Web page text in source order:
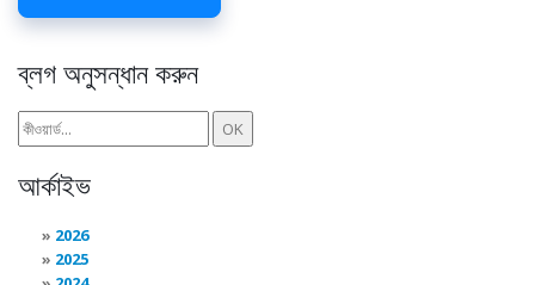
ব্লগ অনুসন্ধান করুন
আর্কাইভ
2026
2025